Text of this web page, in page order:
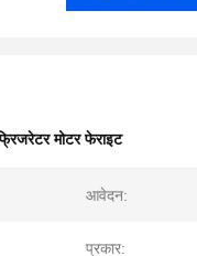
मोटर फेराइट
आवेदन:
प्रकार: